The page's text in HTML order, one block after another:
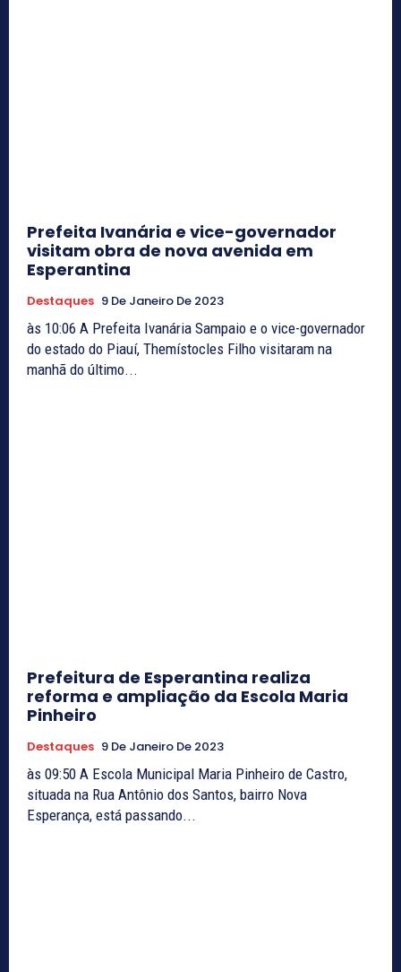
Prefeita Ivanária e vice-governador
visitam obra de nova avenida em
Esperantina
Destaques 9 De Janeiro De 2023
às 10:06 A Prefeita Ivanária Sampaio e o vice-governador
do estado do Piauí, Themístocles Filho visitaram na
manhã do último...
Prefeitura de Esperantina realiza
reforma e ampliação da Escola Maria
Pinheiro
Destaques 9 De Janeiro De 2023
às 09:50 A Escola Municipal Maria Pinheiro de Castro,
situada na Rua Antônio dos Santos, bairro Nova
Esperança, está passando...